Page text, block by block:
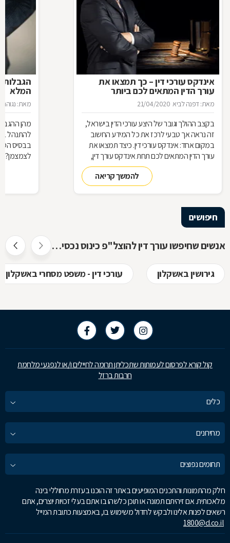
אינדקס עורכי דין – כך תמצאו את
עורך הדין המתאים לכם ביותר
מאת: דפנה לביא 21/04/2020
בקצב ההולך וגובר של היצע עורכי הדין בישראל,
זה נראה אך טבעי לרכז את כל המידע החשוב
במקום אחד: אינדקס עורכי דין. כיצד תמצאו את
עורך הדין המתאים לכם תחת אינדקס עורך דין,
מדוע תרצו להיות רשומים באינדקס כזה כעורכי
דין, ואיך זה עובד? כל התשובות בכתבה
להמשך קריאה
הגבלות
המלא
מאת: נגוהה
מהן
להתנהל
בבסיס
לצמצמן?
חיפושים
אנשים שחיפשו עורך דין להוצל"פ כינוס נכסים ופשיטת רגל חיפשו גם
גירושין באשקלון עורכי דין - משפט מסחרי באשקלון
קול קורא לפרסום לעמותות שתכליתן תרומה לחיילים ו/או לנפגעי מלחמת
חרבות ברזל
כלים
מחירונים
תחומים נפוצים
חלק מהתמונות והתכנים המופיעים באתר זה הוכנו בעזרת מחוללי בינה
מלאכותית. אם זיהיתם תמונה או תוכן כלשהו בו אתם בעלי זכויות יוצרים, אתם
רשאים לפנות אלינו ולבקש לחדול משימוש בו, באמצעות כתובת המייל
1800@d.co.il